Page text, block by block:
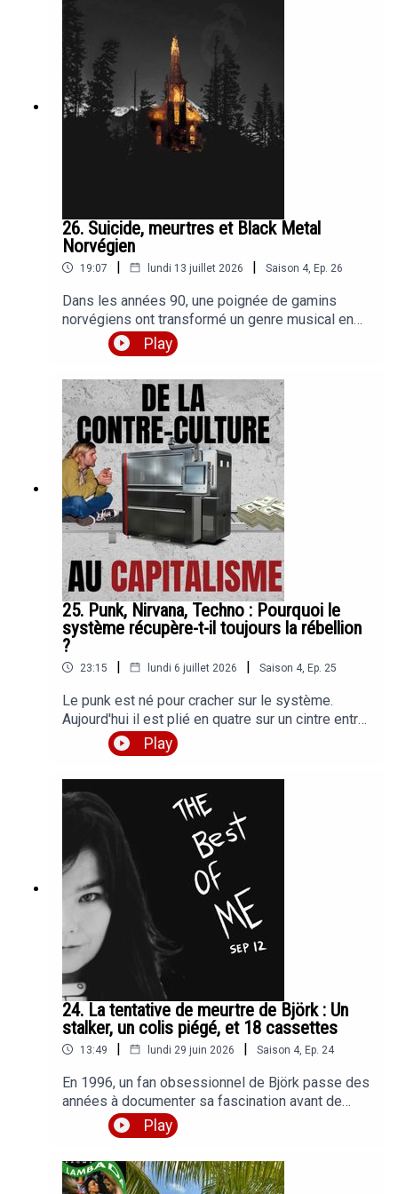
Keys - Another Way To DieThe White Stripes -
There's No Home for You Here
26. Suicide, meurtres et Black Metal
Norvégien
19:07 | lundi 13 juillet 2026 | Saison 4, Ep. 26
Dans les années 90, une poignée de gamins
norvégiens ont transformé un genre musical en
scène criminelle réelle : deux morts, des dizaines
d'églises brûlées, et un meurtre homophobe. On
retrace tout, chronologiquement, et promis c'est
pas parce qu'il y a le mot Norvégien dans le titre
que c'est forcément chiantChapitrage :Mort de
Dead : 1:36Incendies : 6:23Meurtre homophobe :
9:39Mort de Euronymous : 12:41Crédits Audio
: Alex Guz - A MetalBathory - MassacreMayhem -
Pure Fucking ArmageddonMayhem - Life
EternalBurzum - dunkelheit
Play
25. Punk, Nirvana, Techno : Pourquoi le
système récupère-t-il toujours la rébellion
?
23:15 | lundi 6 juillet 2026 | Saison 4, Ep. 25
Le punk est né pour cracher sur le système.
Aujourd'hui il est plié en quatre sur un cintre entre
Naruto et un sweat NASA à 35 euros. Alors on va
chercher à comprendre pourquoi, et si il y a
ENCORE des endroits qui résistent.Crédits
Musicaux : The Clash - White RiotEagles - Hotel
CaliforniaRythm is Rythm - Strings of LifeDamas
Gratis feat Viru Kumbieron - No te Creas Tan
ImportanteMidnight Dreams - LofiVisionSex
Pistols - God Save The QueenChief Keef feat Lil
Reese - I Don't LikeBrentin Davis - Lofi in the
BankDischarge - MeanwhileKazba de Small ft
Wizkid, Burna Boy, Cassper Nyovest & Madumane
- SpononoJérôme Chauvel - Stoner Rock
Play
24. La tentative de meurtre de Björk : Un
stalker, un colis piégé, et 18 cassettes
13:49 | lundi 29 juin 2026 | Saison 4, Ep. 24
En 1996, un fan obsessionnel de Björk passe des
années à documenter sa fascination avant de
préparer une attaque qui aurait pu changer
l'histoire de la musique. On en parle aujourd'hui, et
c'est l'occas de parler un peu de Björk cette
queenCrédits Musicaux :Björk - Johannes
Play